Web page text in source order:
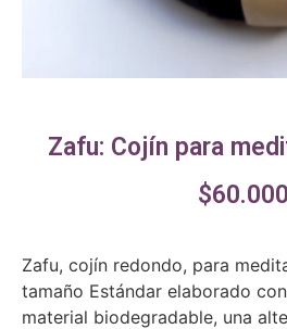
Zafu: Cojín para
$60.000
Zafu, cojín redondo, para
tamaño Estándar elaborado
material biodegradable, una